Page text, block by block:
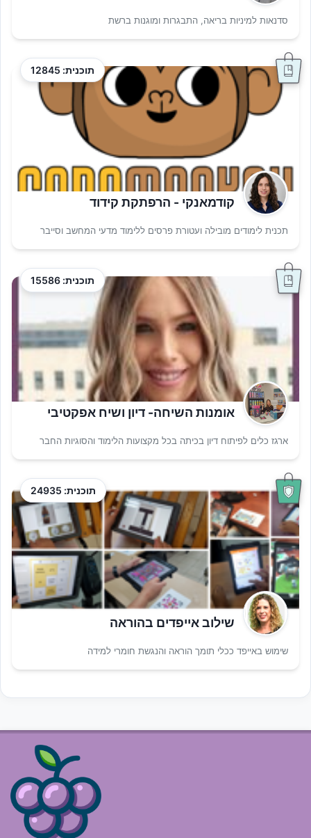
סדנאות למיניות בריאה, התבגרות ומוגנות ברשת
תוכנית: 12845
קודמאנקי - הרפתקת קידוד
תכנית לימודים מובילה ועטורת פרסים ללימוד מדעי המחשב וסייבר
תוכנית: 15586
אומנות השיחה- דיון ושיח אפקטיבי
ארגז כלים לפיתוח דיון בכיתה בכל מקצועות הלימוד והסוגיות החבר
תוכנית: 24935
שילוב אייפדים בהוראה
שימוש באייפד ככלי תומך הוראה והנגשת חומרי למידה